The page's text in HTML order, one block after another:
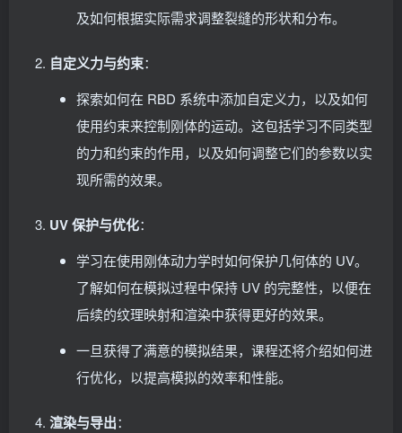
及如何根据实际需求调整裂缝的形状和分布。
自定义力与约束：
探索如何在 RBD 系统中添加自定义力，以及如何
使用约束来控制刚体的运动。这包括学习不同类型
的力和约束的作用，以及如何调整它们的参数以实
现所需的效果。
UV 保护与优化：
学习在使用刚体动力学时如何保护几何体的 UV。
了解如何在模拟过程中保持 UV 的完整性，以便在
后续的纹理映射和渲染中获得更好的效果。
一旦获得了满意的模拟结果，课程还将介绍如何进
行优化，以提高模拟的效率和性能。
渲染与导出：